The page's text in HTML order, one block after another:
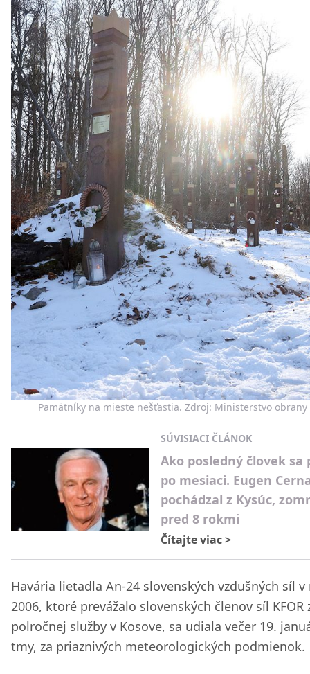
Pamätníky na mieste nešťastia. Zdroj: Ministerstvo obrany
SÚVISIACI ČLÁNOK
Ako posledný človek sa
po mesiaci. Eugen
pochádzal z Kysúc,
pred 8 rokmi
Čítajte viac>
Havária lietadla An-24 slovenských vzdušných síl v
2006, ktoré prevážalo slovenských členov síl KFOR
polročnej služby v Kosove, sa udiala večer 19.
tmy, za priaznivých meteorologických podmienok.